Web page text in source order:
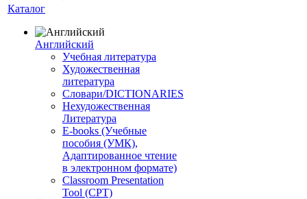
Каталог
Английский
Учебная литература
Художественная
литература
Словари/DICTIONARIES
Нехудожественная
Литература
E-books (Учебные
пособия (УМК),
Адаптированное чтение
в электронном формате)
Classroom Presentation
Tool (CPT)